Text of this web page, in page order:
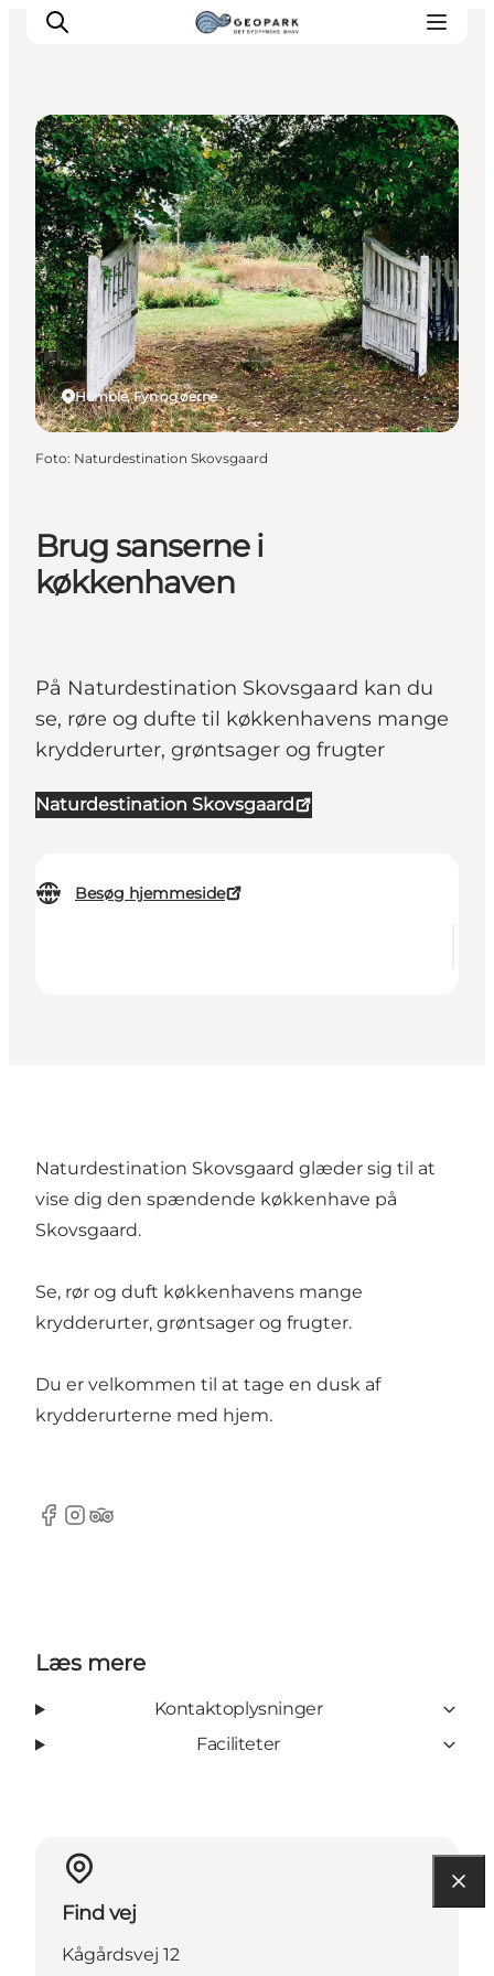
Brug sanserne i
køkkenhaven
På Naturdestination Skovsgaard kan du
se, røre og dufte til køkkenhavens mange
krydderurter, grøntsager og frugter
Naturdestination Skovsgaard
Besøg hjemmeside
Humble, Fyn og øerne
Haver og parker
Foto: Naturdestination Skovsgaard
Naturdestination Skovsgaard glæder sig til at
vise dig den spændende køkkenhave på
Skovsgaard.
Se, rør og duft køkkenhavens mange
krydderurter, grøntsager og frugter.
Du er velkommen til at tage en dusk af
krydderurterne med hjem.
Facebook
Instagram
TripAdvisor
Læs mere
Kontaktoplysninger
Faciliteter
Find vej
Kågårdsvej 12